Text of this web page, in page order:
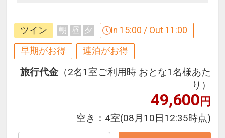
設定期間：2026年7月1日～2026年10月
インターネットコース番号：DP-1-
割引がございます
ご宿泊の９０日前までにお申し込みにな
ると
※早期申込期間を過ぎてからの変更（人
数の内訳・客室タイプ・食事条件・プラ
ン・氏名・人員・泊数の増減等の変更）
があった場合、早期申込割引は適用され
ツイン 朝 昼 夕 In 15:00 / Out 11:00
早期がお得 連泊がお得
旅行代金 （2名1室ご利用時 おとな1名様あた
り）
49,600円
空き： 4室(08月10日12:35時点)